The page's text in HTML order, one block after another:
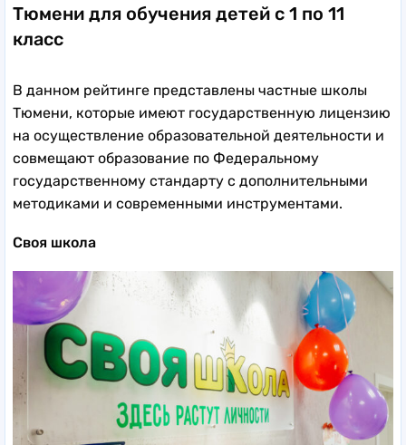
Тюмени для обучения детей с 1 по 11
класс
В данном рейтинге представлены частные школы
Тюмени, которые имеют государственную лицензию
на осуществление образовательной деятельности и
совмещают образование по Федеральному
государственному стандарту с дополнительными
методиками и современными инструментами.
Своя школа